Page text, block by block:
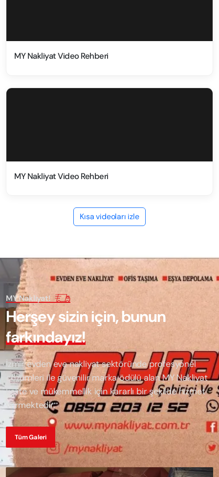
MY Nakliyat Video Rehberi
MY Nakliyat Video Rehberi
Kısa videoları izle
MY Nakliyat!
Herşeysiziniçin,bunun
farkındayız!
İzmir evden eve nakliyat sektöründe profesyonel
çözümleri ile güvenilir marka ödülü alanMY Nakliyat
kalite ve mükemmellik için kararlı bir şekilde hizmet
vermektedir.
Tüm Galeri